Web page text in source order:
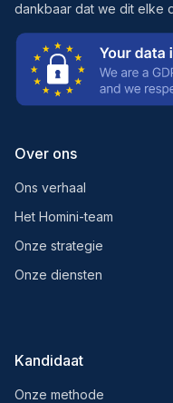
dankbaar dat we dit elke
Over ons
Ons verhaal
Het Homini-team
Onze strategie
Onze diensten
Kandidaat
Onze methode